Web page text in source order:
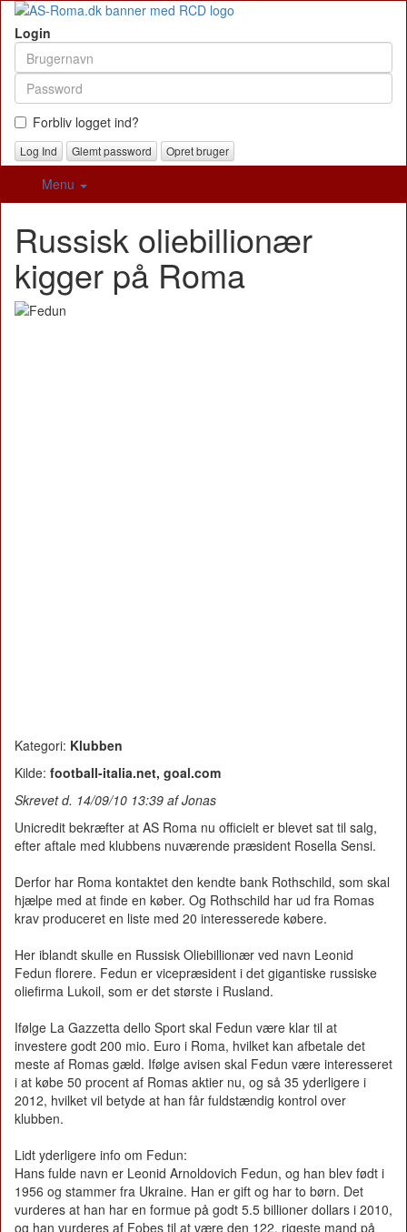
Login
Forbliv logget ind?
Glemt password Opret bruger
Menu
Russisk oliebillionær
kigger på Roma
Kategori: Klubben
Kilde: football-italia.net, goal.com
Skrevet d. 14/09/10 13:39 af Jonas
Unicredit bekræfter at AS Roma nu officielt er blevet sat til salg,
efter aftale med klubbens nuværende præsident Rosella Sensi.
Derfor har Roma kontaktet den kendte bank Rothschild, som skal
hjælpe med at finde en køber. Og Rothschild har ud fra Romas
krav produceret en liste med 20 interesserede købere.
Her iblandt skulle en Russisk Oliebillionær ved navn Leonid
Fedun florere. Fedun er vicepræsident i det gigantiske russiske
oliefirma Lukoil, som er det største i Rusland.
Ifølge La Gazzetta dello Sport skal Fedun være klar til at
investere godt 200 mio. Euro i Roma, hvilket kan afbetale det
meste af Romas gæld. Ifølge avisen skal Fedun være interesseret
i at købe 50 procent af Romas aktier nu, og så 35 yderligere i
2012, hvilket vil betyde at han får fuldstændig kontrol over
klubben.
Lidt yderligere info om Fedun:
Hans fulde navn er Leonid Arnoldovich Fedun, og han blev født i
1956 og stammer fra Ukraine. Han er gift og har to børn. Det
vurderes at han har en formue på godt 5.5 billioner dollars i 2010,
og han vurderes af Fobes til at være den 122. rigeste mand på